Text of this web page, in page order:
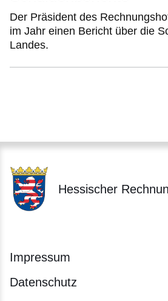
Der Präsident des
im Jahr einen Bericht über die
Landes.
Hessischer
Impressum
Datenschutz